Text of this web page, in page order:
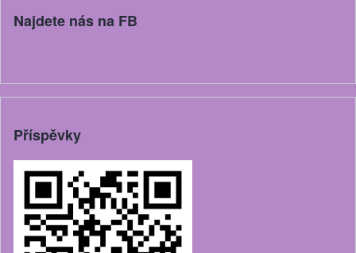
Najdete nás na FB
Příspěvky